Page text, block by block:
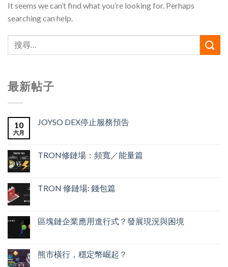
It seems we can’t find what you’re looking for. Perhaps
searching can help.
最新帖子
10
六月
JOYSO DEX停止服務預告
TRON修鏈場：頻寬／能量篇
TRON 修鏈場: 錢包篇
區塊鏈企業應用進行式？發展現況與困境
熊市橫行，穩定幣崛起？